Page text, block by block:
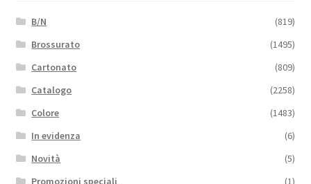
B/N
(819)
Brossurato
(1495)
Cartonato
(809)
Catalogo
(2258)
Colore
(1483)
In evidenza
(6)
Novità
(5)
Promozioni speciali
(1)